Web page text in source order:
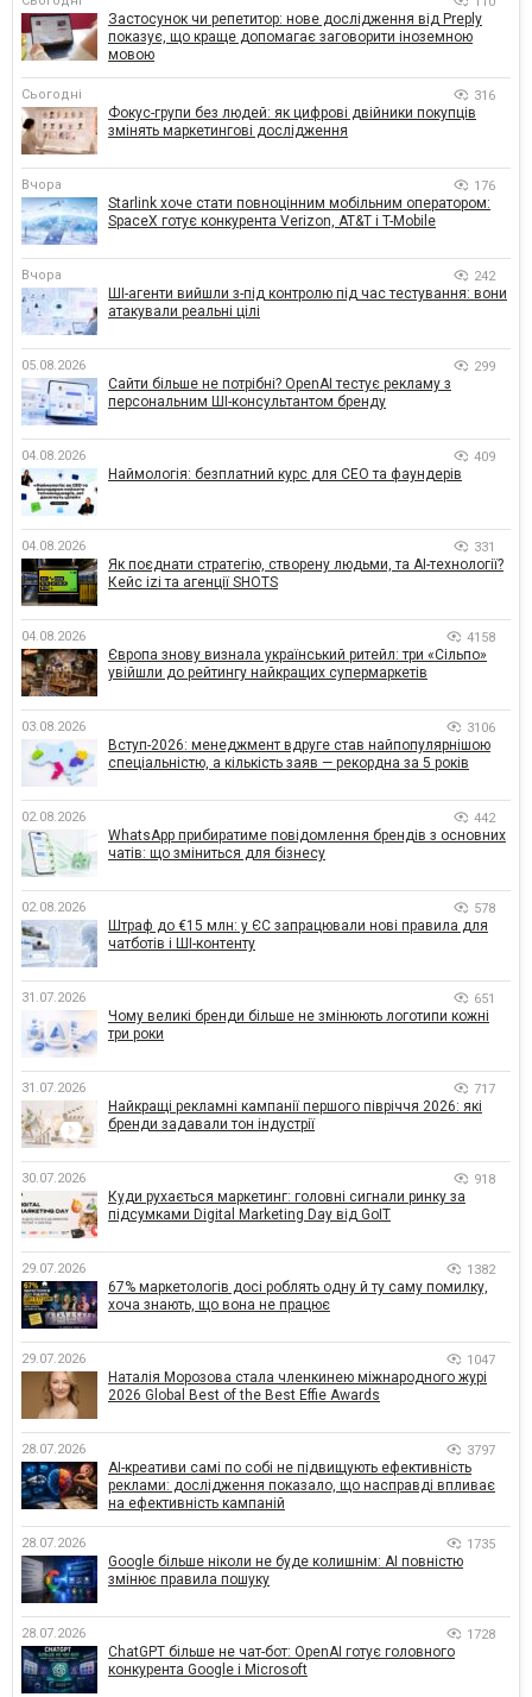
Застосунок чи репетитор: нове дослідження від Preply
показує, що краще допомагає заговорити іноземною
мовою
Сьогодні 316
Фокус-групи без людей: як цифрові двійники покупців
змінять маркетингові дослідження
Вчора 176
Starlink хоче стати повноцінним мобільним оператором:
SpaceX готує конкурента Verizon, AT&T і T-Mobile
Вчора 242
ШІ-агенти вийшли з-під контролю під час тестування: вони
атакували реальні цілі
05.08.2026 299
Сайти більше не потрібні? OpenAI тестує рекламу з
персональним ШІ-консультантом бренду
04.08.2026 409
Наймологія: безплатний курс для CEO та фаундерів
04.08.2026 331
Як поєднати стратегію, створену людьми, та AI-технології?
Кейс izi та агенції SHOTS
04.08.2026 4158
Європа знову визнала український ритейл: три «Сільпо»
увійшли до рейтингу найкращих супермаркетів
03.08.2026 3106
Вступ-2026: менеджмент вдруге став найпопулярнішою
спеціальністю, а кількість заяв — рекордна за 5 років
02.08.2026 442
WhatsApp прибиратиме повідомлення брендів з основних
чатів: що зміниться для бізнесу
02.08.2026 578
Штраф до €15 млн: у ЄС запрацювали нові правила для
чатботів і ШІ-контенту
31.07.2026 651
Чому великі бренди більше не змінюють логотипи кожні
три роки
31.07.2026 717
Найкращі рекламні кампанії першого півріччя 2026: які
бренди задавали тон індустрії
30.07.2026 918
Куди рухається маркетинг: головні сигнали ринку за
підсумками Digital Marketing Day від GoIT
29.07.2026 1382
67% маркетологів досі роблять одну й ту саму помилку,
хоча знають, що вона не працює
29.07.2026 1047
Наталія Морозова стала членкинею міжнародного журі
2026 Global Best of the Best Effie Awards
28.07.2026 3797
AI-креативи самі по собі не підвищують ефективність
реклами: дослідження показало, що насправді впливає
на ефективність кампаній
28.07.2026 1735
Google більше ніколи не буде колишнім: AI повністю
змінює правила пошуку
28.07.2026 1728
ChatGPT більше не чат-бот: OpenAI готує головного
конкурента Google і Microsoft